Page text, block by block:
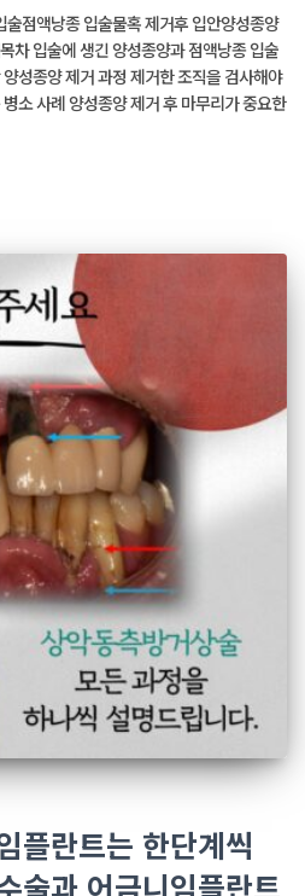
점액낭종 입술물혹 제거후 입안양성종양
입술에 생긴 양성종양과 점액낭종 입술
성종양 제거 과정 제거한 조직을 검사해야
소 사례 양성종양 제거 후 마무리가 중요한
플란트는 한단계씩
술과 어금니임플란트